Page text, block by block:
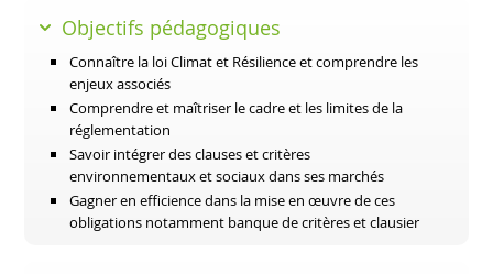
Objectifs pédagogiques
Connaître la loi Climat et Résilience et comprendre les
enjeux associés
Comprendre et maîtriser le cadre et les limites de la
réglementation
Savoir intégrer des clauses et critères
environnementaux et sociaux dans ses marchés
Gagner en efficience dans la mise en œuvre de ces
obligations notamment banque de critères et clausier